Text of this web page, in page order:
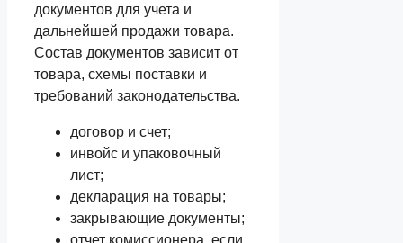
документов для учета и
дальнейшей продажи товара.
Состав документов зависит от
товара, схемы поставки и
требований законодательства.
договор и счет;
инвойс и упаковочный
лист;
декларация на товары;
закрывающие документы;
отчет комиссионера, если